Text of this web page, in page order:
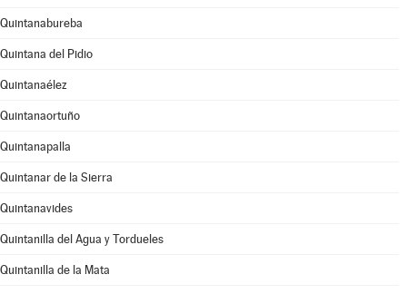
Quintanabureba
Quintana del Pidio
Quintanaélez
Quintanaortuño
Quintanapalla
Quintanar de la Sierra
Quintanavides
Quintanilla del Agua y Tordueles
Quintanilla de la Mata